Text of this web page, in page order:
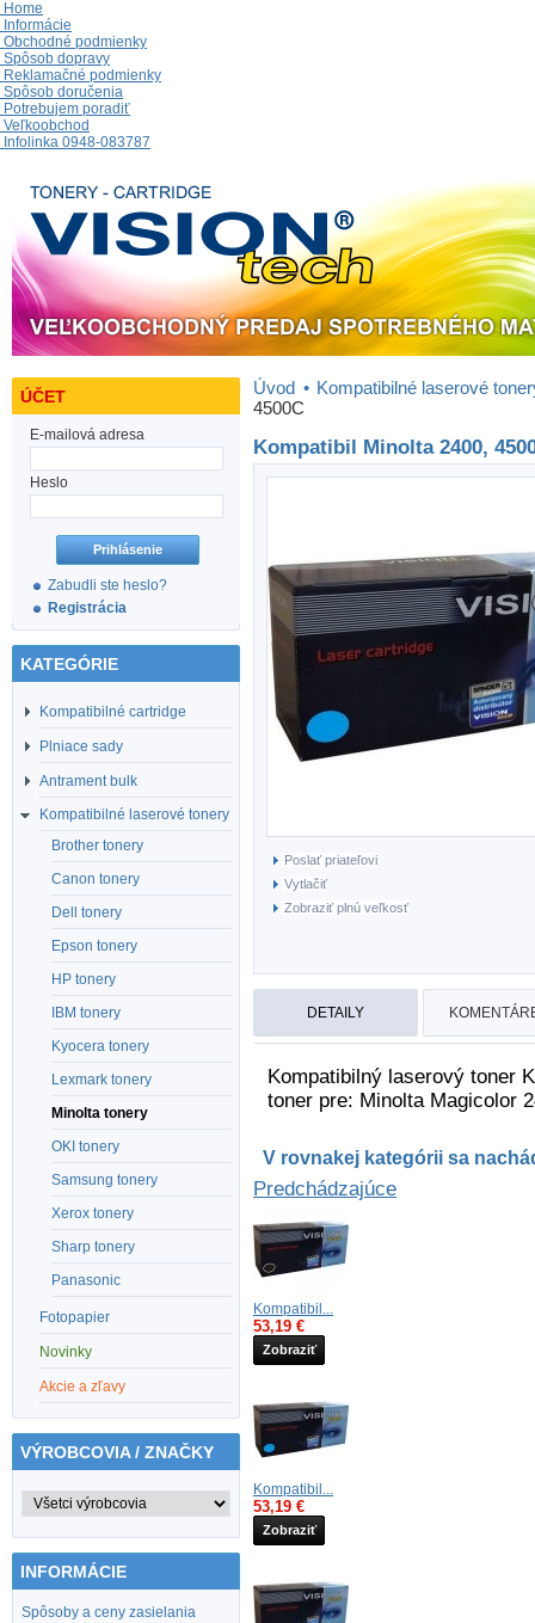
Home
Informácie
Obchodné podmienky
Spôsob dopravy
Reklamačné podmienky
Spôsob doručenia
Potrebujem poradiť
Veľkoobchod
Infolinka 0948-083787
ÚČET
E-mailová adresa
Heslo
Zabudli ste heslo?
Registrácia
KATEGÓRIE
Kompatibilné cartridge
Plniace sady
Antrament bulk
Kompatibilné laserové tonery
Brother tonery
Canon tonery
Dell tonery
Epson tonery
HP tonery
IBM tonery
Kyocera tonery
Lexmark tonery
Minolta tonery
OKI tonery
Samsung tonery
Xerox tonery
Sharp tonery
Panasonic
Fotopapier
Novinky
Akcie a zľavy
VÝROBCOVIA / ZNAČKY
INFORMÁCIE
Spôsoby a ceny zasielania
Úvod • Kompatibilné laserové
4500C
Kompatibil Minolta 2400,
Poslať priateľovi
Vytlačiť
Zobraziť plnú veľkosť
DETAILY
Kompatibilný laserový toner
toner pre: Minolta Magicolor
V rovnakej kategórii sa
Predchádzajúce
Kompatibil...
53,19 €
Zobraziť
Kompatibil...
53,19 €
Zobraziť